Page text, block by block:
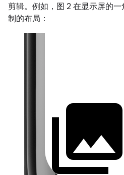
剪辑。例如，图 2 在显示屏的
制的布局：